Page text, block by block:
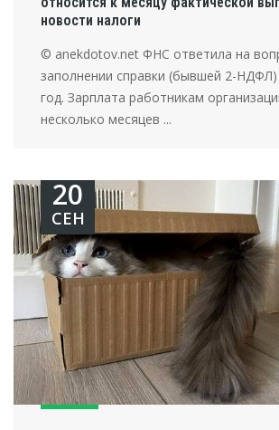
новости налоги
© anekdotov.net ФНС ответила на
заполнении справки (бывшей 2-
год. Зарплата работникам
несколько месяцев ...
20
СЕН